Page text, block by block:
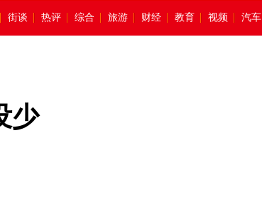
街谈 热评 综合 旅游 财经 教育 视频 汽车
少